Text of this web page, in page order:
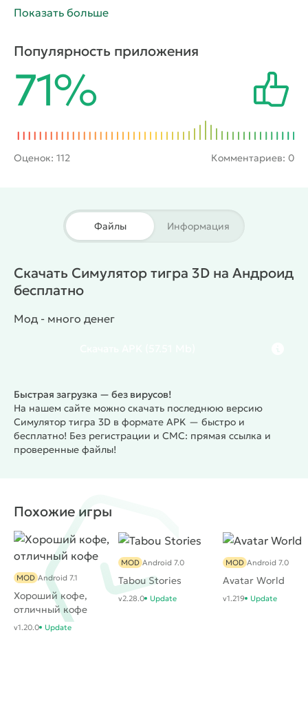
еды, искать себе вторую половину и создавать
среды тут также можно выполнять миссии,
наградой за которые будут ценные очки.
Полученные баллы после заданий пойдут на
прокачку здоровья, энергии и навыков атаки.
Показать больше
Популярность приложения
71%
Оценок: 112 Комментариев: 0
Файлы Информация
Скачать Симулятор тигра 3D на Андроид
бесплатно
Мод - много денег
Быстрая загрузка — без вирусов!
На нашем сайте можно скачать последнюю версию
Симулятор тигра 3D в формате APK — быстро и
бесплатно! Без регистрации и СМС: прямая ссылка и
проверенные файлы!
Похожие игры
Хороший кофе,
отличный кофе
MOD Android 7.1
v1.20.0 Update
Tabou Stories
MOD Android 7.0
v2.28.0 Update
Avatar World
MOD Android 7.0
v1.219 Update